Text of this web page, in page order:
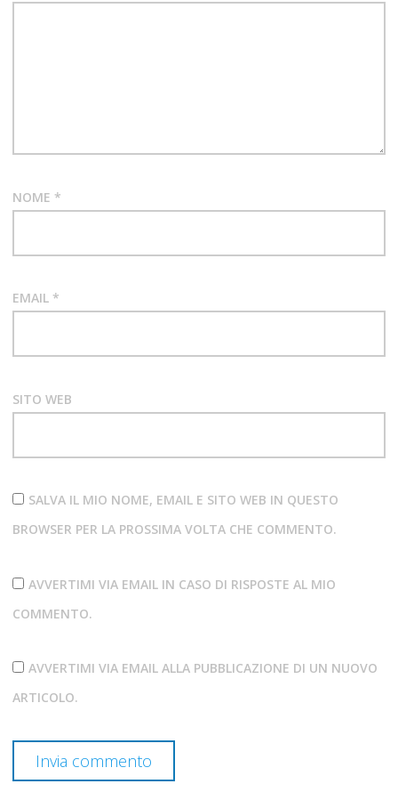
NOME *
EMAIL *
SITO WEB
SALVA IL MIO NOME, EMAIL E SITO WEB IN QUESTO
BROWSER PER LA PROSSIMA VOLTA CHE COMMENTO.
AVVERTIMI VIA EMAIL IN CASO DI RISPOSTE AL MIO
COMMENTO.
AVVERTIMI VIA EMAIL ALLA PUBBLICAZIONE DI UN NUOVO
ARTICOLO.